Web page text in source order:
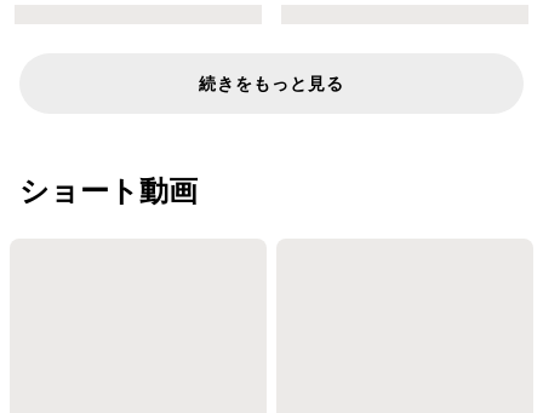
続きをもっと見る
ショート動画